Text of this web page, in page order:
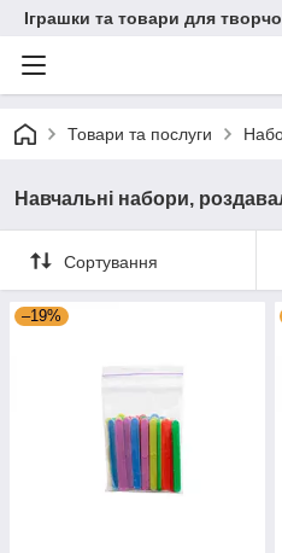
Іграшки та товари для
Товари та послуги
Навчальні набори,
Сортування
–19%